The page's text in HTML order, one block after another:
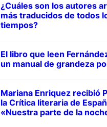
¿Cuáles son los autores
más traducidos de todos
tiempos?
El libro que leen
un manual de grandeza
Mariana Enriquez recibió
la Crítica literaria de
«Nuestra parte de la